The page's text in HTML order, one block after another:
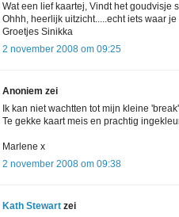
Wat een lief kaartej, Vindt het goudvisje
Ohhh, heerlijk uitzicht.....echt iets waar
Groetjes Sinikka
2 november 2008 om 09:25
Anoniem zei
Ik kan niet wachtten tot mijn kleine
Te gekke kaart meis en prachtig
Marlene x
2 november 2008 om 09:38
Kath Stewart zei